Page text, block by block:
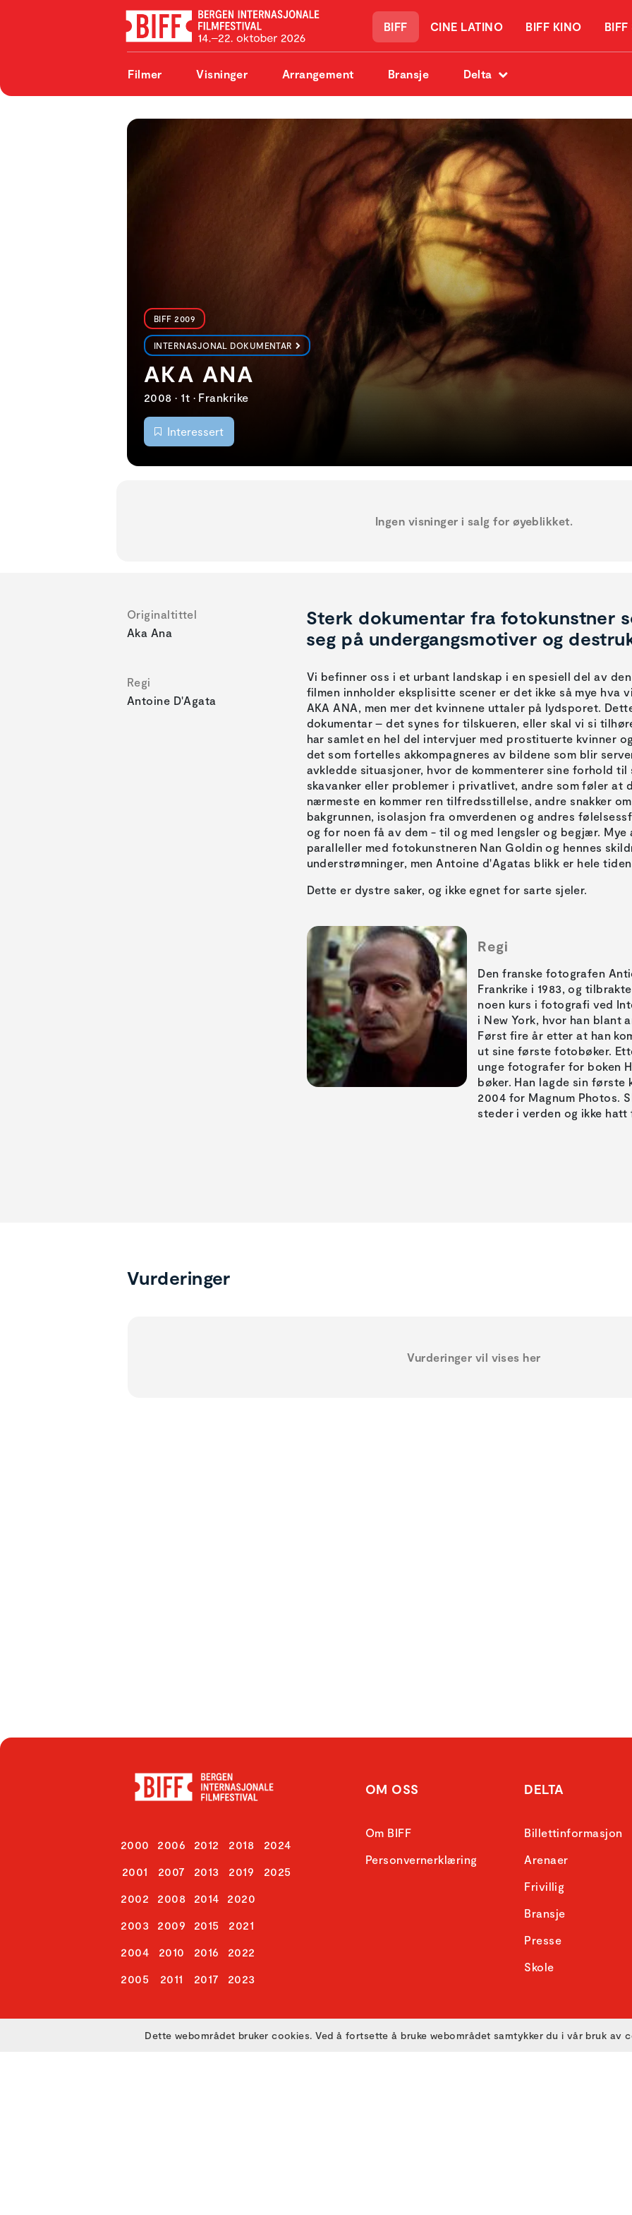
BIFF CINE LATINO BIFF KINO BIFF
Filmer Visninger Arrangement Bransje Delta
BIFF 2009
INTERNASJONAL DOKUMENTAR
AKA ANA
2008 • 1t • Frankrike
Interessert
Ingen visninger i salg for øyeblikket.
Originaltittel
Aka Ana
Regi
Antoine D'Agata
Sterk dokumentar fra fotokunstner
seg på undergangsmotiver og
Vi befinner oss i et urbant landskap i en spesiell del av
filmen innholder eksplisitte scener er det ikke så mye hva
AKA ANA, men mer det kvinnene uttaler på lydsporet.
dokumentar – det synes for tilskueren, eller skal vi si
har samlet en hel del intervjuer med prostituerte kvinner
det som fortelles akkompagneres av bildene som blir
avkledde situasjoner, hvor de kommenterer sine forhold til
skavanker eller problemer i privatlivet, andre som føler at
nærmeste en kommer ren tilfredsstillelse, andre snakker
bakgrunnen, isolasjon fra omverdenen og andres
og for noen få av dem - til og med lengsler og begjær.
paralleller med fotokunstneren Nan Goldin og hennes
understrømninger, men Antoine d'Agatas blikk er hele
Dette er dystre saker, og ikke egnet for sarte sjeler.
Regi
Den franske fotografen
Frankrike i 1983, og
noen kurs i fotografi ved
i New York, hvor han blant
Først fire år etter at han
ut sine første fotobøker.
unge fotografer for boken
bøker. Han lagde sin første
2004 for Magnum Photos.
steder i verden og ikke
Vurderinger
Vurderinger vil vises her
2000
2001
2002
2003
2004
2005
2006
2007
2008
2009
2010
2011
2012
2013
2014
2015
2016
2017
2018
2019
2020
2021
2022
2023
2024
2025
OM OSS
Om BIFF
Personvernerklæring
DELTA
Billettinformasjon
Arenaer
Frivillig
Bransje
Presse
Skole
Dette webområdet bruker cookies. Ved å fortsette å bruke webområdet samtykker du i vår bruk av